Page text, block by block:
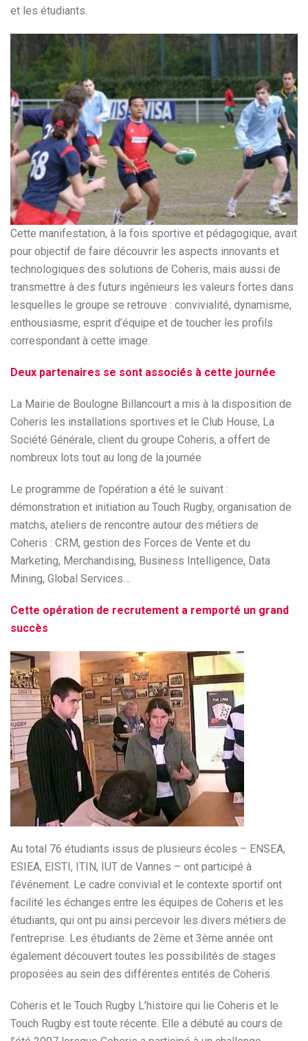
et les étudiants.
Cette manifestation, à la fois sportive et pédagogique, avait
pour objectif de faire découvrir les aspects innovants et
technologiques des solutions de Coheris, mais aussi de
transmettre à des futurs ingénieurs les valeurs fortes dans
lesquelles le groupe se retrouve : convivialité, dynamisme,
enthousiasme, esprit d’équipe et de toucher les profils
correspondant à cette image.
Deux partenaires se sont associés à cette journée
La Mairie de Boulogne Billancourt a mis à la disposition de
Coheris les installations sportives et le Club House, La
Société Générale, client du groupe Coheris, a offert de
nombreux lots tout au long de la journée
Le programme de l’opération a été le suivant :
démonstration et initiation au Touch Rugby, organisation de
matchs, ateliers de rencontre autour des métiers de
Coheris : CRM, gestion des Forces de Vente et du
Marketing, Merchandising, Business Intelligence, Data
Mining, Global Services…
Cette opération de recrutement a remporté un grand
succès
Au total 76 étudiants issus de plusieurs écoles – ENSEA,
ESIEA, EISTI, ITIN, IUT de Vannes – ont participé à
l’événement. Le cadre convivial et le contexte sportif ont
facilité les échanges entre les équipes de Coheris et les
étudiants, qui ont pu ainsi percevoir les divers métiers de
l’entreprise. Les étudiants de 2ème et 3ème année ont
également découvert toutes les possibilités de stages
proposées au sein des différentes entités de Coheris.
Coheris et le Touch Rugby L’histoire qui lie Coheris et le
Touch Rugby est toute récente. Elle a débuté au cours de